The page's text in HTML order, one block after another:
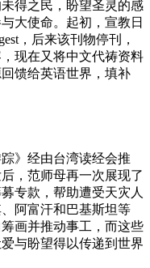
得之民，盼望圣灵的感
大使命。起初，宣教日
，后来该刊物停刊，
现在又将中文代祷资料
馈给英语世界，填补
》经由台湾读经会推
，范师母再一次展现了
专款，帮助遭受天灾人
阿富汗和巴基斯坦等
画并推动事工，而这些
与盼望得以传递到世界